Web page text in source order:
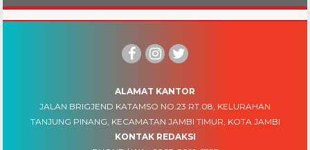
ALAMAT KANTOR
JALAN BRIGJEND KATAMSO NO.23 RT.08, KELURAHAN
TANJUNG PINANG, KECAMATAN JAMBI TIMUR, KOTA JAMBI
KONTAK REDAKSI